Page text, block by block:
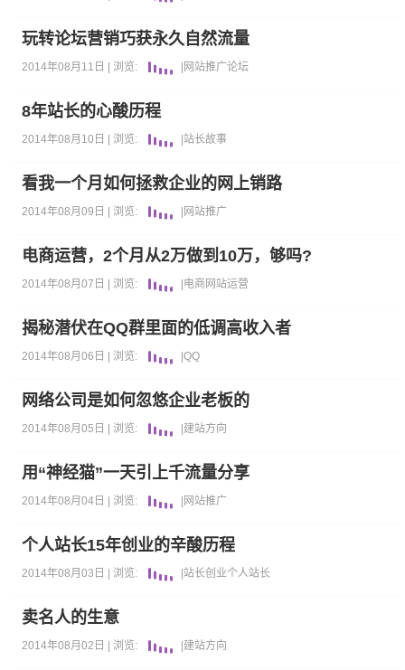
玩转论坛营销巧获永久自然流量
2014年08月11日 | 浏览: 网站推广论坛
8年站长的心酸历程
2014年08月10日 | 浏览: |站长故事
看我一个月如何拯救企业的网上销路
2014年08月09日 | 浏览: 网站推广
电商运营，2个月从2万做到10万，够吗?
2014年08月07日 | 浏览: 电商 网站运营
揭秘潜伏在QQ群里面的低调高收入者
2014年08月06日 | 浏览: |QQ
网络公司是如何忽悠企业老板的
2014年08月05日 | 浏览: 建站方向
用“神经猫”一天引上千流量分享
2014年08月04日 | 浏览: 网站推广
个人站长15年创业的辛酸历程
2014年08月03日 | 浏览: |站长创业个人站长
卖名人的生意
2014年08月02日 | 浏览: 建站方向